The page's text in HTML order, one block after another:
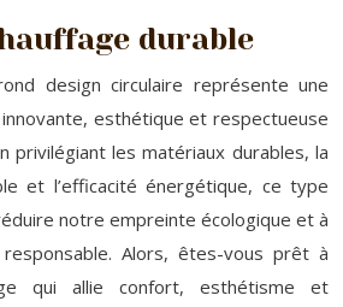
durable
design circulaire représente une
esthétique et respectueuse
privilégiant les matériaux durables, la
et l’efficacité énergétique, ce type
notre empreinte écologique et à
Alors, êtes-vous prêt à
qui allie confort, esthétisme et